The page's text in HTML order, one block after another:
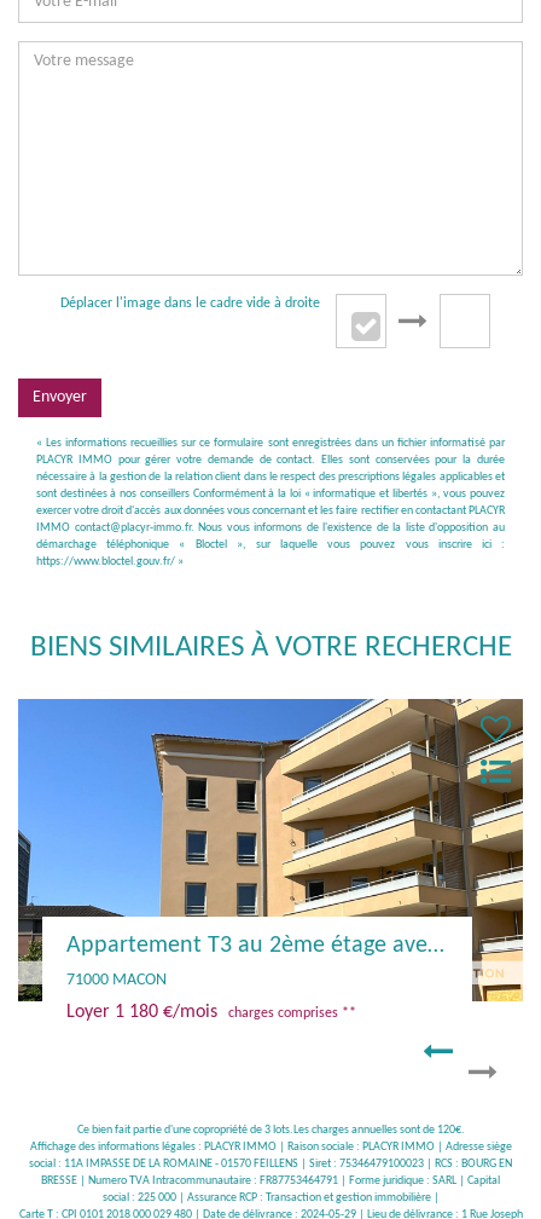
Déplacer l'image dans le cadre vide à droite
Envoyer
« Les informations recueillies sur ce formulaire sont enregistrées dans un fichier informatisé par
PLACYR IMMO pour gérer votre demande de contact. Elles sont conservées pour la durée
nécessaire à la gestion de la relation client dans le respect des prescriptions légales applicables et
sont destinées à nos conseillers Conformément à la loi « informatique et libertés », vous pouvez
exercer votre droit d'accès aux données vous concernant et les faire rectifier en contactant PLACYR
IMMO contact@placyr-immo.fr. Nous vous informons de l'existence de la liste d'opposition au
démarchage téléphonique « Bloctel », sur laquelle vous pouvez vous inscrire ici :
https://www.bloctel.gouv.fr/ »
BIENS SIMILAIRES À VOTRE RECHERCHE
Appartement T3 au 2ème étage avec terrasse et parking Studio centre ville
Loyer 264 €/mois **
Ce bien fait partie d'une copropriété de 3 lots.Les charges annuelles sont de 120€.
Affichage des informations légales : PLACYR IMMO | Raison sociale : PLACYR IMMO | Adresse siège
social : 11A IMPASSE DE LA ROMAINE - 01570 FEILLENS | Siret : 75346479100023 | RCS : BOURG EN
BRESSE | Numero TVA Intracommunautaire : FR87753464791 | Forme juridique : SARL | Capital
social : 225 000 | Assurance RCP : Transaction et gestion immobilière |
Carte T : CPI 0101 2018 000 029 480 | Date de délivrance : 2024-05-29 | Lieu de délivrance : 1 Rue Joseph